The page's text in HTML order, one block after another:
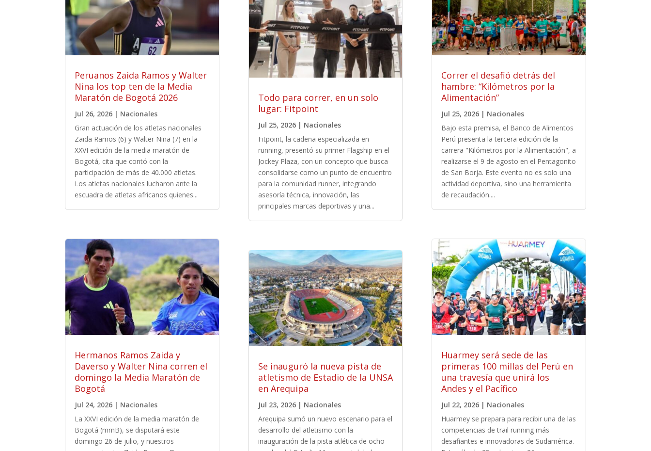
Peruanos Zaida Ramos y Walter
Nina los top ten de la Media
Maratón de Bogotá 2026
Jul 26, 2026 | Nacionales
Gran actuación de los atletas nacionales
Zaida Ramos (6) y Walter Nina (7) en la
XXVI edición de la media maratón de
Bogotá, cita que contó con la
participación de más de 40.000 atletas.
Los atletas nacionales lucharon ante la
escuadra de atletas africanos quienes...
Hermanos Ramos Zaida y
Daverso y Walter Nina corren el
domingo la Media Maratón de
Bogotá
Jul 24, 2026 | Nacionales
La XXVI edición de la media maratón de
Bogotá (mmB), se disputará este
domingo 26 de julio, y nuestros
Todo para correr, en un solo
lugar: Fitpoint
Jul 25, 2026| Nacionales
Fitpoint, la cadena especializada en
running, presentó su primer Flagship en el
Jockey Plaza, con un concepto que busca
consolidarse como un punto de encuentro
para la comunidad runner, integrando
asesoría técnica, innovación, las
principales marcas deportivas y una...
Se inauguró la nueva pista de
atletismo de Estadio de la UNSA
en Arequipa
Jul 23, 2026| Nacionales
Arequipa sumó un nuevo escenario para el
desarrollo del atletismo con la
inauguración de la pista atlética de ocho
Correr el desafió detrás del
hambre: “Kilómetros por la
Alimentación”
Jul 25, 2026| Nacionales
Bajo esta premisa, el Banco de Alimentos
Perú presenta la tercera edición de la
carrera "Kilómetros por la Alimentación", a
realizarse el 9 de agosto en el Pentagonito
de San Borja. Este evento no es solo una
actividad deportiva, sino una herramienta
de recaudación....
Huarmey será sede de las
primeras 100 millas del Perú en
una travesía que unirá los
Andes y el Pacífico
Jul 22, 2026| Nacionales
Huarmey se prepara para recibir una de las
competencias de trail running más
desafiantes e innovadoras de Sudamérica.